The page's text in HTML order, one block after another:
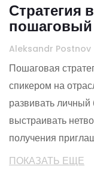
Стратегия
пошаговый
спикером
Aleksandr Postnov
Пошаговая
спикером на
развивать
выстраивать
получения
ПОКАЗАТЬ ЕЩЕ